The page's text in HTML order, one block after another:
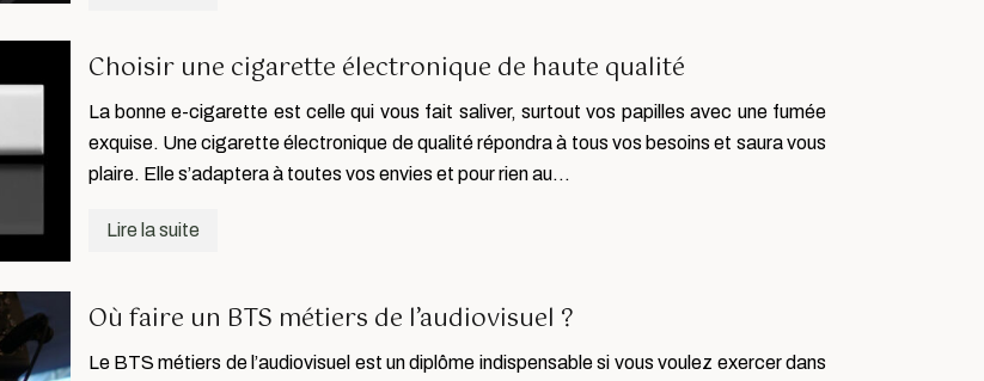
Choisir une cigarette électronique de haute qualité
La bonne e-cigarette est celle qui vous fait saliver, surtout vos papilles avec une fumée
exquise. Une cigarette électronique de qualité répondra à tous vos besoins et saura vous
plaire. Elle s’adaptera à toutes vos envies et pour rien au…
Lire la suite
Où faire un BTS métiers de l’audiovisuel ?
Le BTS métiers de l’audiovisuel est un diplôme indispensable si vous voulez exercer dans